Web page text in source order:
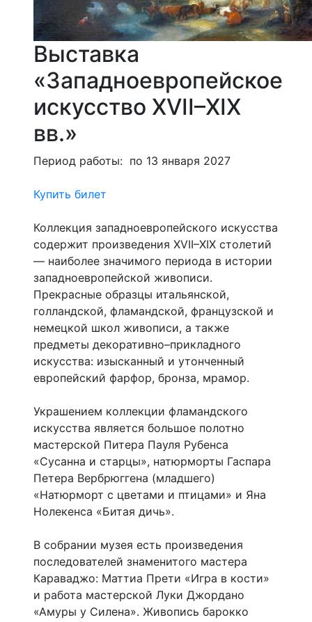
Выставка
«Западноевропейское
искусство XVII–XIX
вв.»
Период работы: по 13 января 2027
Купить билет
Коллекция западноевропейского искусства
содержит произведения XVII–XIX столетий
— наиболее значимого периода в истории
западноевропейской живописи.
Прекрасные образцы итальянской,
голландской, фламандской, французской и
немецкой школ живописи, а также
предметы декоративно–прикладного
искусства: изысканный и утонченный
европейский фарфор, бронза, мрамор.
Украшением коллекции фламандского
искусства является большое полотно
мастерской Питера Пауля Рубенса
«Сусанна и старцы», натюрморты Гаспара
Петера Вербрюггена (младшего)
«Натюрморт с цветами и птицами» и Яна
Нолекенса «Битая дичь».
В собрании музея есть произведения
последователей знаменитого мастера
Караваджо: Маттиа Прети «Игра в кости»
и работа мастерской Луки Джордано
«Амуры у Силена». Живопись барокко